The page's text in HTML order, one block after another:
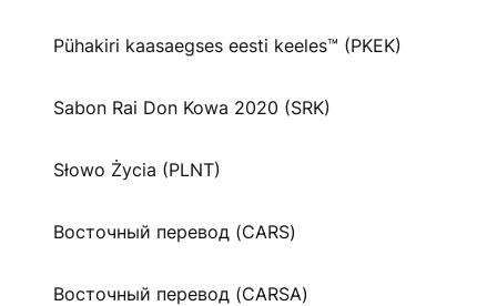
Pühakiri kaasaegses eesti keeles™ (PKEK)
Sabon Rai Don Kowa 2020 (SRK)
Słowo Życia (PLNT)
Восточный перевод (CARS)
Восточный перевод (CARSA)